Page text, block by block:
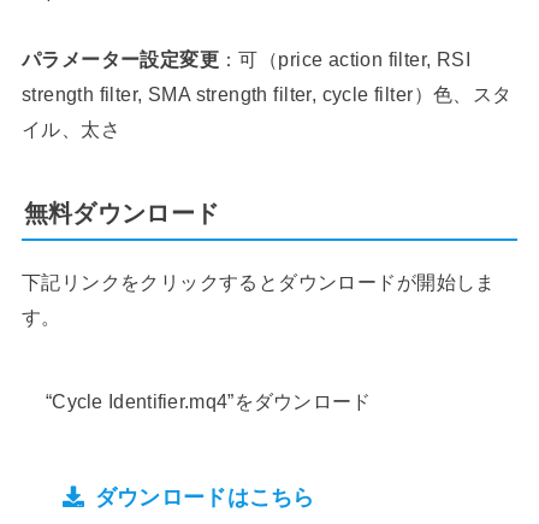
パラメーター設定変更 ：可（price action filter, RSI
strength filter, SMA strength filter, cycle filter）色、スタ
イル、太さ
無料ダウンロード
下記リンクをクリックするとダウンロードが開始しま
す。
“Cycle Identifier.mq4”をダウンロード
ダウンロードはこちら